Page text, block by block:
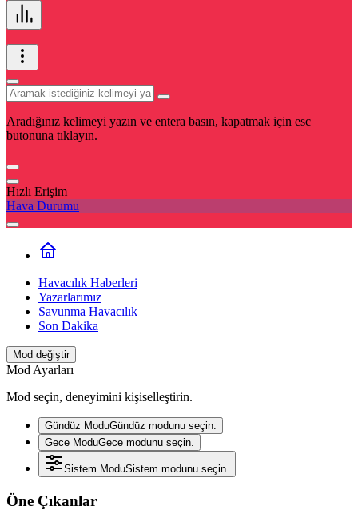
Aradığınız kelimeyi yazın ve entera basın, kapatmak için esc
butonuna tıklayın.
Hızlı Erişim
Hava Durumu
Havacılık Haberleri
Yazarlarımız
Savunma Havacılık
Son Dakika
Mod değiştir
Mod Ayarları
Mod seçin, deneyimini kişiselleştirin.
Gündüz ModuGündüz modunu seçin.
Gece ModuGece modunu seçin.
Sistem ModuSistem modunu seçin.
Öne Çıkanlar